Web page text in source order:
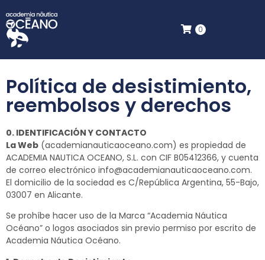
0
Política de desistimiento,
reembolsos y derechos
0. IDENTIFICACIÓN Y CONTACTO
La Web (academianauticaoceano.com) es propiedad de
ACADEMIA NAUTICA OCEANO, S.L. con CIF B05412366, y cuenta
de correo electrónico info@academianauticaoceano.com.
El domicilio de la sociedad es C/República Argentina, 55-Bajo,
03007 en Alicante.
Se prohíbe hacer uso de la Marca “Academia Náutica
Océano” o logos asociados sin previo permiso por escrito de
Academia Náutica Océano.